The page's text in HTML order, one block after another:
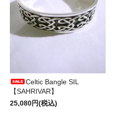
Celtic Bangle SIL
【SAHRIVAR】
25,080円(税込)